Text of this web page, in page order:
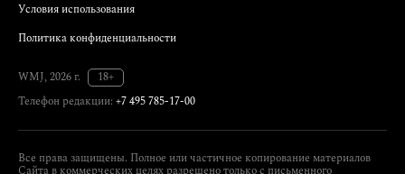
Условия использования
Политика конфиденциальности
WMJ, 2026 г.
18+
Телефон редакции: +7 495 785-17-00
Все права защищены. Полное или частичное копирование материалов